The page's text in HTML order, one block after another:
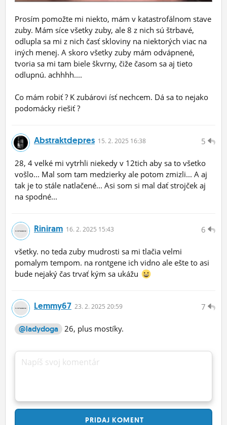
Prosím pomožte mi niekto, mám v katastrofálnom stave
zuby. Mám síce všetky zuby, ale 8 z nich sú štrbavé,
odlupla sa mi z nich časť skloviny na niektorých viac na
iných menej. A skoro všetky zuby mám odvápnené,
tvoria sa mi tam biele škvrny, čiže časom sa aj tieto
odlupnú. achhhh....
Co mám robiť ? K zubárovi ísť nechcem. Dá sa to nejako
podomácky riešiť ?
5
Abstraktdepres 15. 2. 2025 16:38
28, 4 velké mi vytrhli niekedy v 12tich aby sa to všetko
vošlo... Mal som tam medzierky ale potom zmizli... A aj
tak je to stále natlačené... Asi som si mal dať strojček aj
na spodné...
6
Riniram 16. 2. 2025 15:43
všetky. no teda zuby mudrosti sa mi tlačia velmi
pomalym tempom. na rontgene ich vidno ale ešte to asi
bude nejaký čas trvať kým sa ukážu
7
Lemmy67 23. 2. 2025 20:59
@ladydoga 26, plus mostíky.
Napíš svoj komentár
PRIDAJ KOMENT